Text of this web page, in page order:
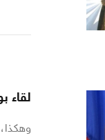
لقاء